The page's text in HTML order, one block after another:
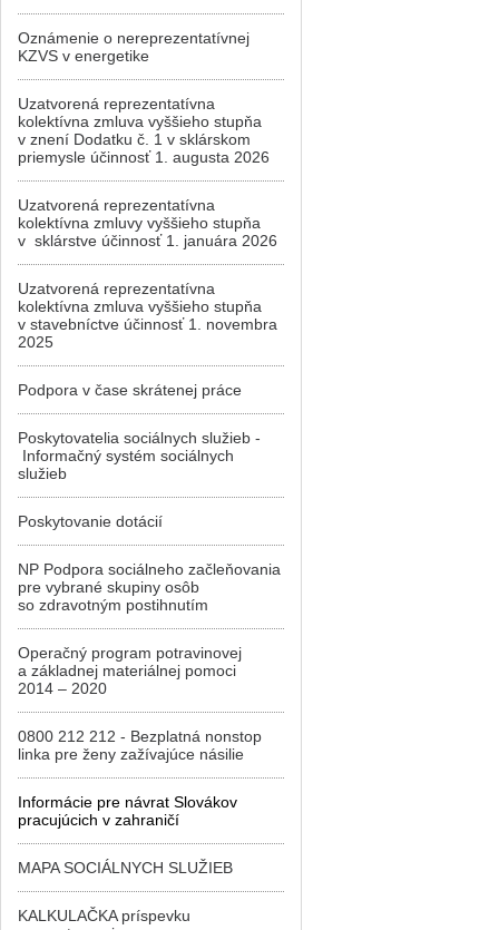
Oznámenie o nereprezentatívnej
KZVS v energetike
Uzatvorená reprezentatívna
kolektívna zmluva vyššieho stupňa
v znení Dodatku č. 1 v sklárskom
priemysle účinnosť 1. augusta 2026
Uzatvorená reprezentatívna
kolektívna zmluvy vyššieho stupňa
v sklárstve účinnosť 1. januára 2026
Uzatvorená reprezentatívna
kolektívna zmluva vyššieho stupňa
v stavebníctve účinnosť 1. novembra
2025
Podpora v čase skrátenej práce
Poskytovatelia sociálnych služieb -
Informačný systém sociálnych
služieb
Poskytovanie dotácií
NP Podpora sociálneho začleňovania
pre vybrané skupiny osôb
so zdravotným postihnutím
Operačný program potravinovej
a základnej materiálnej pomoci
2014 – 2020
0800 212 212 - Bezplatná nonstop
linka pre ženy zažívajúce násilie
Informácie pre návrat Slovákov
pracujúcich v zahraničí
MAPA SOCIÁLNYCH SLUŽIEB
KALKULAČKA príspevku